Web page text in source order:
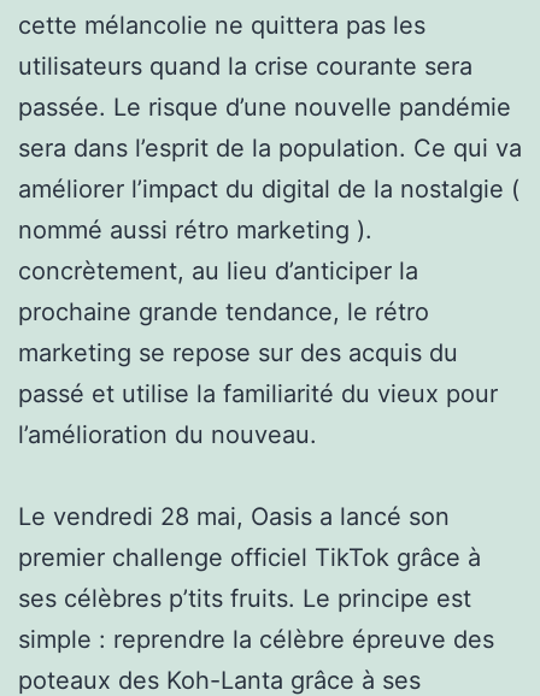
cette mélancolie ne quittera pas les
utilisateurs quand la crise courante sera
passée. Le risque d’une nouvelle pandémie
sera dans l’esprit de la population. Ce qui va
améliorer l’impact du digital de la nostalgie (
nommé aussi rétro marketing ).
concrètement, au lieu d’anticiper la
prochaine grande tendance, le rétro
marketing se repose sur des acquis du
passé et utilise la familiarité du vieux pour
l’amélioration du nouveau.
Le vendredi 28 mai, Oasis a lancé son
premier challenge officiel TikTok grâce à
ses célèbres p’tits fruits. Le principe est
simple : reprendre la célèbre épreuve des
poteaux des Koh-Lanta grâce à ses